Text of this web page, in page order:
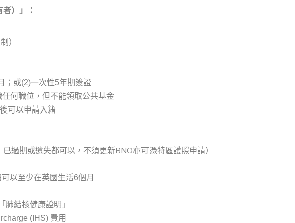
者）」：
）
；或(2)一次性5年期簽證
何職位，但不能領取公共基金
可以申請入籍
已過期或遺失都可以，不須更新BNO亦可憑特區護照申請）
以至少在英國生活6個月
肺結核健康證明」
(IHS) 費用